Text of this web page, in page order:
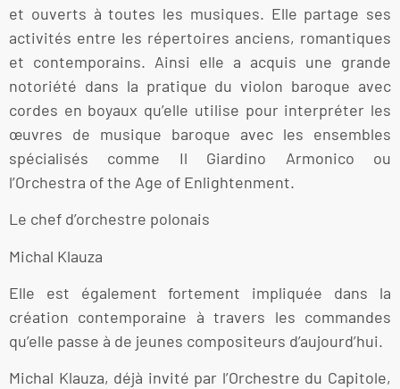
et ouverts à toutes les musiques. Elle partage ses
activités entre les répertoires anciens, romantiques
et contemporains. Ainsi elle a acquis une grande
notoriété dans la pratique du violon baroque avec
cordes en boyaux qu’elle utilise pour interpréter les
œuvres de musique baroque avec les ensembles
spécialisés comme Il Giardino Armonico ou
l’Orchestra of the Age of Enlightenment.
Le chef d’orchestre polonais
Michal Klauza
Elle est également fortement impliquée dans la
création contemporaine à travers les commandes
qu’elle passe à de jeunes compositeurs d’aujourd’hui.
Michal Klauza, déjà invité par l’Orchestre du Capitole,